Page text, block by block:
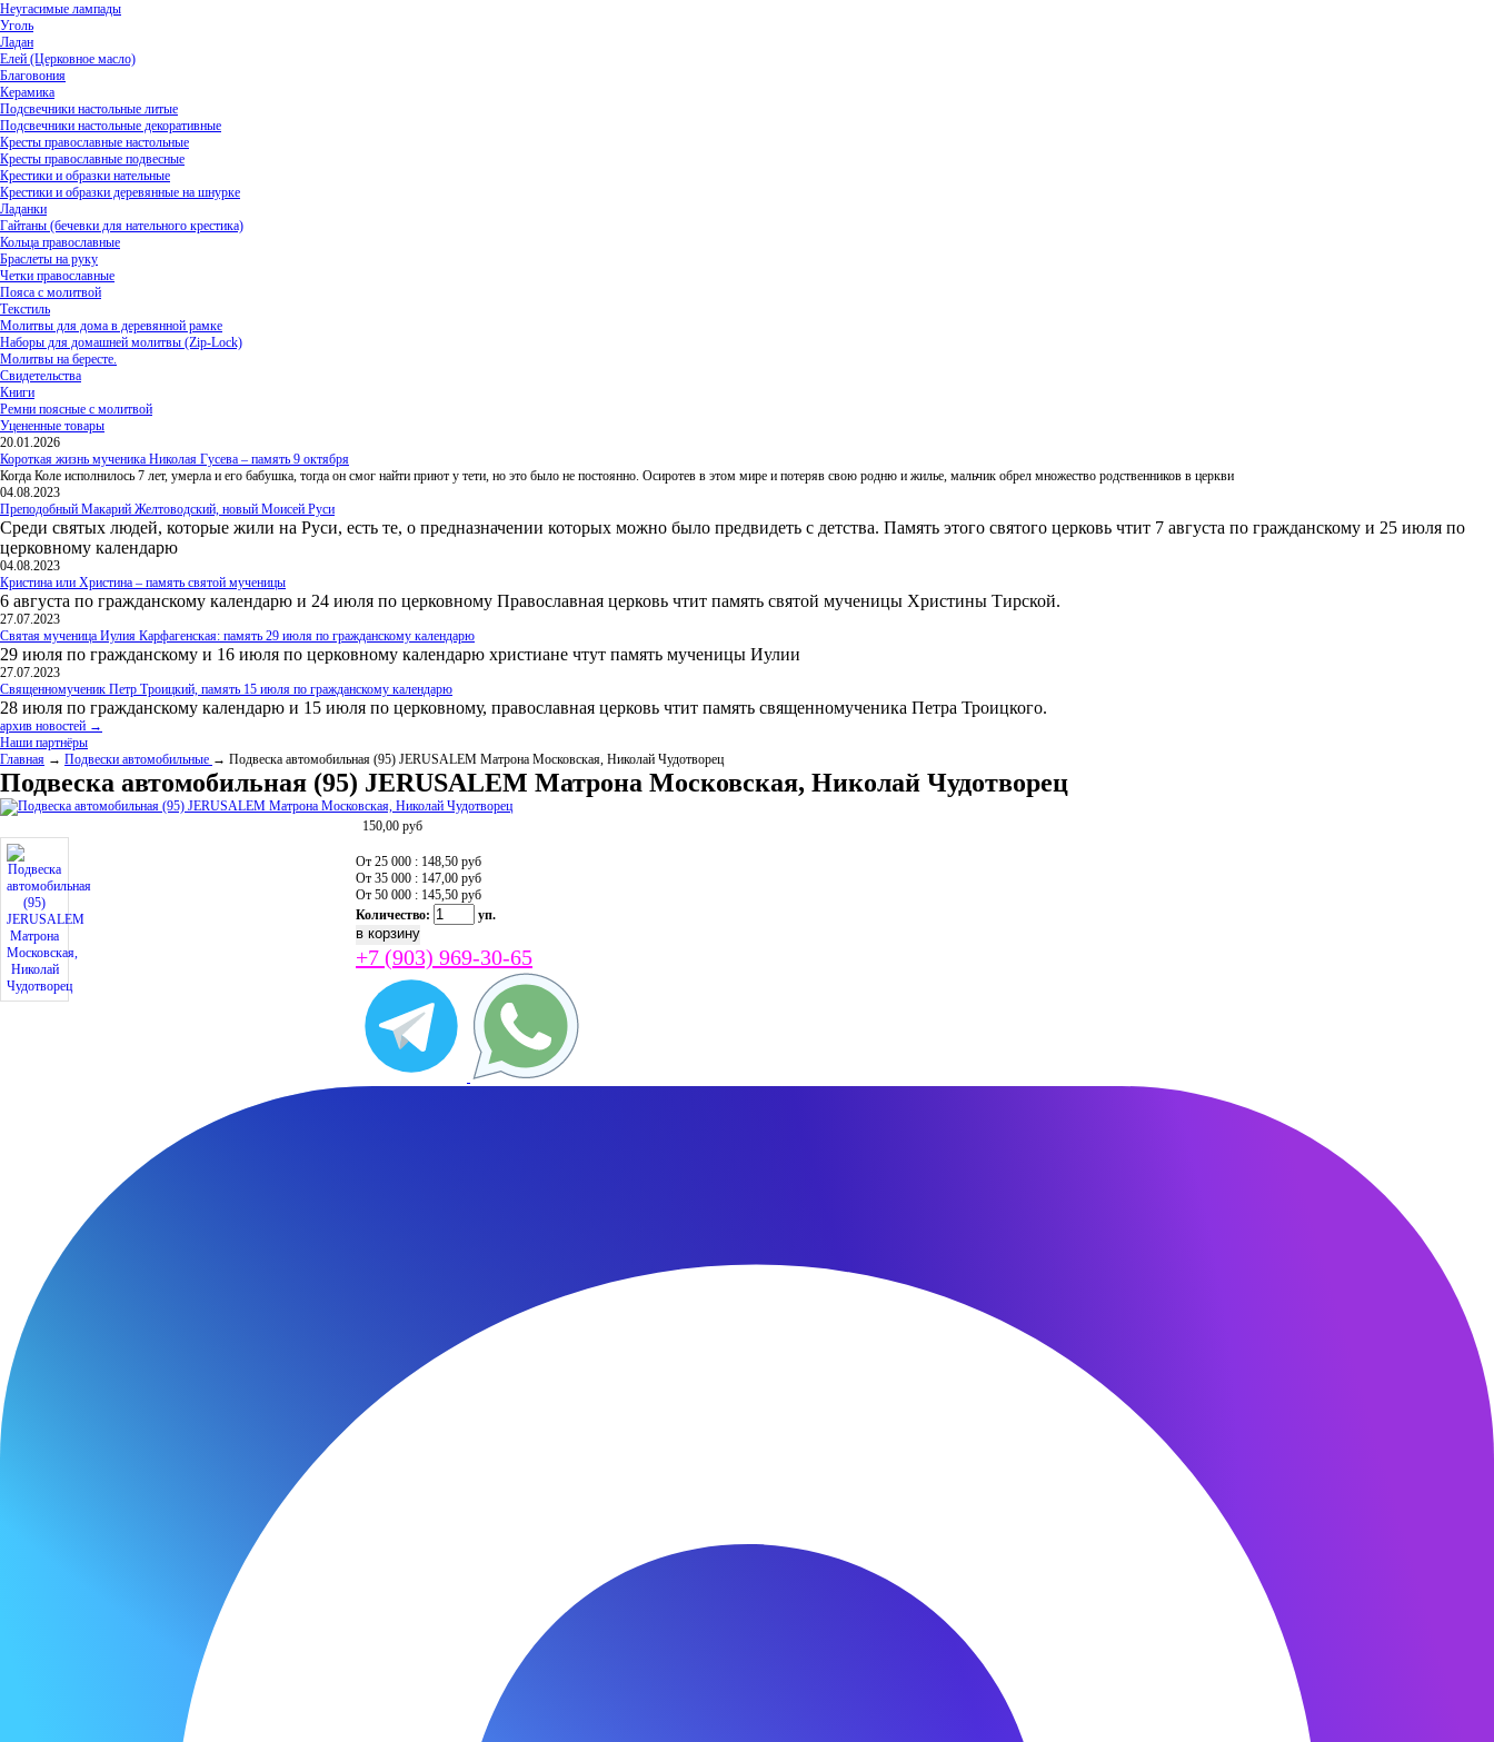
Неугасимые лампады
Уголь
Ладан
Елей (Церковное масло)
Благовония
Керамика
Подсвечники настольные литые
Подсвечники настольные декоративные
Кресты православные настольные
Кресты православные подвесные
Крестики и образки нательные
Крестики и образки деревянные на шнурке
Ладанки
Гайтаны (бечевки для нательного крестика)
Кольца православные
Браслеты на руку
Четки православные
Пояса с молитвой
Текстиль
Молитвы для дома в деревянной рамке
Наборы для домашней молитвы (Zip-Lock)
Молитвы на бересте.
Свидетельства
Книги
Ремни поясные с молитвой
Уцененные товары
20.01.2026
Короткая жизнь мученика Николая Гусева – память 9 октября
Когда Коле исполнилось 7 лет, умерла и его бабушка, тогда он смог найти приют у тети, но это было не постоянно. Осиротев в этом мире и потеряв свою родню и жилье, мальчик обрел множество родственников в церкви
04.08.2023
Преподобный Макарий Желтоводский, новый Моисей Руси
Среди святых людей, которые жили на Руси, есть те, о предназначении которых можно было предвидеть с детства. Память этого святого церковь чтит 7 августа по гражданскому и 25 июля по
церковному календарю
04.08.2023
Кристина или Христина – память святой мученицы
6 августа по гражданскому календарю и 24 июля по церковному Православная церковь чтит память святой мученицы Христины Тирской.
27.07.2023
Святая мученица Иулия Карфагенская: память 29 июля по гражданскому календарю
29 июля по гражданскому и 16 июля по церковному календарю христиане чтут память мученицы Иулии
27.07.2023
Священномученик Петр Троицкий, память 15 июля по гражданскому календарю
28 июля по гражданскому календарю и 15 июля по церковному, православная церковь чтит память священномученика Петра Троицкого.
архив новостей →
Наши партнёры
Главная → Подвески автомобильные → Подвеска автомобильная (95) JERUSALEM Матрона Московская, Николай Чудотворец
Подвеска автомобильная (95) JERUSALEM Матрона Московская, Николай Чудотворец
150,00 руб
От 25 000 : 148,50 руб
От 35 000 : 147,00 руб
От 50 000 : 145,50 руб
Количество:
уп.
+7 (903) 969-30-65